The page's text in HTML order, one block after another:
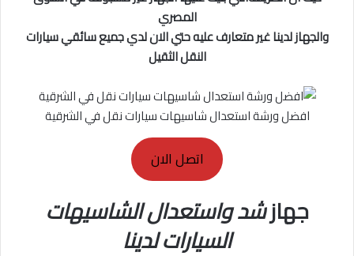
المصري
والجهاز لدينا غير متعارف عليه حتي الان لدي جميع سائقي سيارات
النقل الثقيل
افضل ورشة استعدال شاسيهات سيارات نقل في الشرقية
اتصل الان
جهازشد واستعدال الشاسيهات
السياراتلدينا